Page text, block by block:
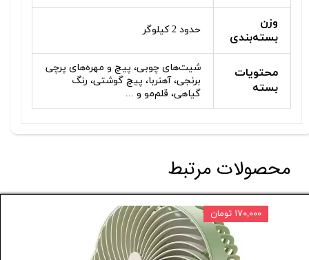
وزن
بسته‌بندی
حدود 2 کیلوگر
محتویات
بسته
شیت‌های چوبی، پیچ و مهره‌های پرچی
برنجی، آهنربا، پیچ گوشتی، رنگ
گیاهی، قلم‌مو و ...
محصولات مرتبط
۱۷۰,۰۰۰ تومان